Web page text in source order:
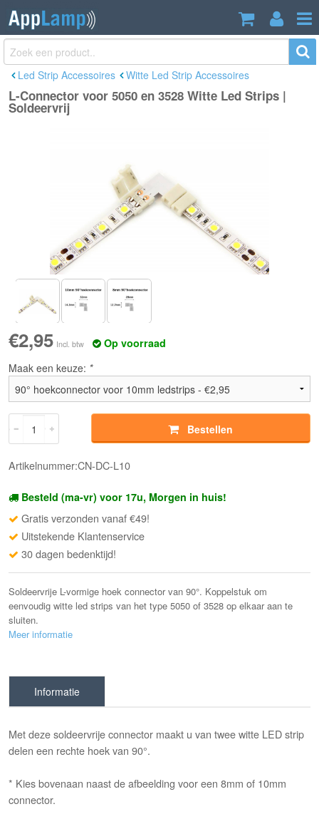
L-Connector voor 5050 en 3528 Witte
Led Strips | Soldeervrij
€2,95
Led Strip Accessoires Witte Led Strip Accessoires
L-Connector voor 5050 en 3528 Witte Led Strips |
Soldeervrij
€2,95 Incl. btw
Op voorraad
Maak een keuze: *
Bestellen
Artikelnummer:CN-DC-L10
Besteld (ma-vr) voor 17u, Morgen in huis!
Gratis verzonden vanaf €49!
Uitstekende Klantenservice
30 dagen bedenktijd!
Soldeervrije L-vormige hoek connector van 90°. Koppelstuk om
eenvoudig witte led strips van het type 5050 of 3528 op elkaar aan te
sluiten.
Meer informatie
Informatie
Met deze soldeervrije connector maakt u van twee witte LED strip
delen een rechte hoek van 90°.
* Kies bovenaan naast de afbeelding voor een 8mm of 10mm
connector.